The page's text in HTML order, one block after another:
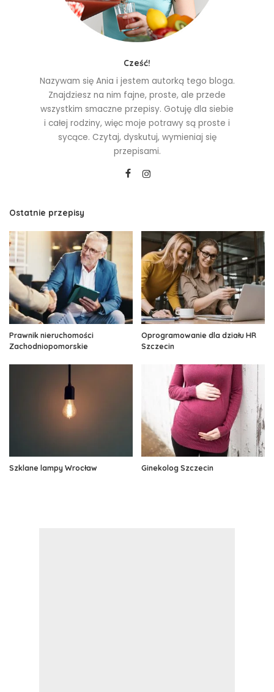
Cześć!
Nazywam się Ania i jestem autorką tego bloga.
Znajdziesz na nim fajne, proste, ale przede
wszystkim smaczne przepisy. Gotuję dla siebie
i całej rodziny, więc moje potrawy są proste i
sycące. Czytaj, dyskutuj, wymieniaj się
przepisami.
Ostatnie przepisy
Prawnik nieruchomości
Zachodniopomorskie
Oprogramowanie dla działu HR
Szczecin
Szklane lampy Wrocław Ginekolog Szczecin